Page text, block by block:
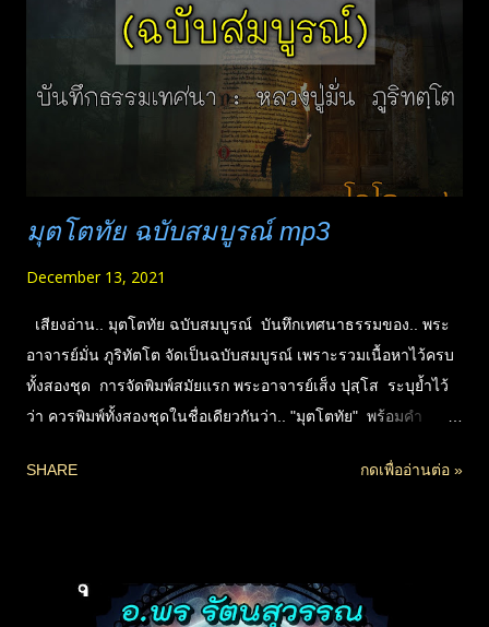
หมายในเชิงลึกได้มากขึ้น อีกทั้งยังส่งผลให้เข้าใจเรื่องกฎแห่งกรรม
บาปบุญ การเวียนว่ายตายเกิด และโอปปาติกะคือชีวิตประเภทกาย
ทิพย์ได้อย่างถูกต้อง โดยไม่จำเป็นต้องอาศัยประสบการณ์พิเศษหรือ
อภิญญา หากอาศัยเหตุผลและหลักฐานเชิงพิจารณา เช่นเดียวกับ
มุตโตทัย ฉบับสมบูรณ์ mp3
December 13, 2021
เสียงอ่าน.. มุตโตทัย ฉบับสมบูรณ์ บันทึกเทศนาธรรมของ.. พระ
อาจารย์มั่น ภูริทัตโต จัดเป็นฉบับสมบูรณ์ เพราะรวมเนื้อหาไว้ครบ
ทั้งสองชุด การจัดพิมพ์สมัยแรก พระอาจารย์เส็ง ปุสฺโส ระบุย้ำไว้
ว่า ควรพิมพ์ทั้งสองชุดในชื่อเดียวกันว่า.. "มุตโตทัย" พร้อมคำ
เท่านั้น ||**ชุดที่หนึ่ง บันทึกโดยพระอาจารย์วิริยังค์ สิรินฺธโร และ
ใหม่ตามคำแนะนำของพระอาจารย์มั่น โดย.. พระอริยคุณาธาร
SHARE กดเพื่ออ่านต่อ »